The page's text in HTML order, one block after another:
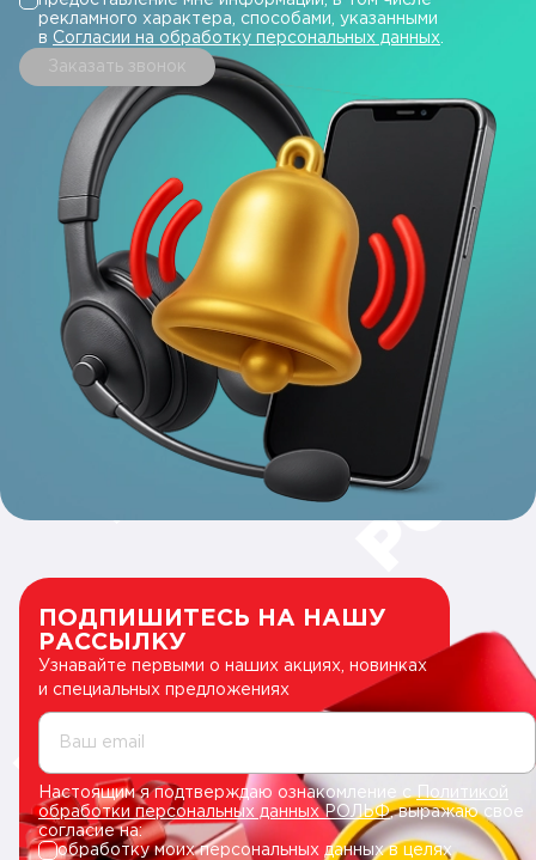
рекламного характера, способами, указанными
в Согласии на обработку персональных данных
Заказать звонок
ПОДПИШИТЕСЬ НА НАШУ
РАССЫЛКУ
Узнавайте первыми о наших акциях, новинках
и специальных предложениях
Ваш email
Настоящим я подтверждаю ознакомление сПолитикой
обработки персональных данных РОЛЬФ, выражаю свое
согласие на:
обработку моих персональных данных в целях